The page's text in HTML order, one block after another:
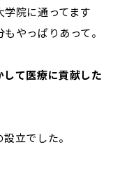
院に通ってます
やっぱりあって。
して医療に貢献した
立でした。